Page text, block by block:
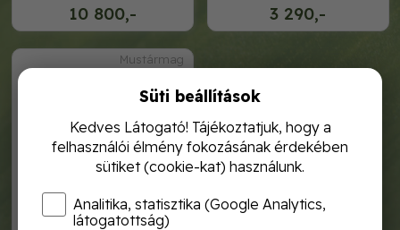
10 800,- 3 290,-
Mustármag
Süti beállítások
Kedves Látogató! Tájékoztatjuk, hogy a
felhasználói élmény fokozásának érdekében
sütiket (cookie-kat) használunk.
Analitika, statisztika (Google Analytics,
látogatottság)